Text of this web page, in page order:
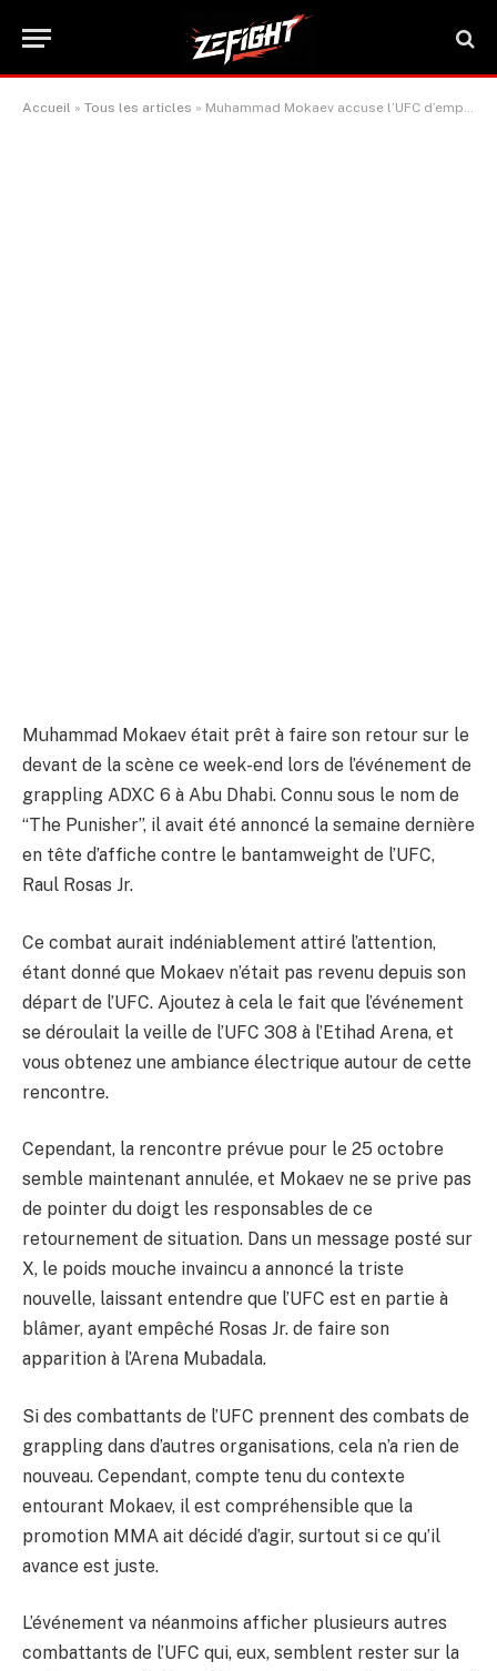
Accueil » Tous les articles » Muhammad Mokaev accuse l’UFC d’empêcher Raul Rosas Jr. de le grappler
Muhammad Mokaev était prêt à faire son retour sur le
devant de la scène ce week-end lors de l’événement de
grappling ADXC 6 à Abu Dhabi. Connu sous le nom de
“The Punisher”, il avait été annoncé la semaine dernière
en tête d’affiche contre le bantamweight de l’UFC,
Raul Rosas Jr.
Ce combat aurait indéniablement attiré l’attention,
étant donné que Mokaev n’était pas revenu depuis son
départ de l’UFC. Ajoutez à cela le fait que l’événement
se déroulait la veille de l’UFC 308 à l’Etihad Arena, et
vous obtenez une ambiance électrique autour de cette
rencontre.
Cependant, la rencontre prévue pour le 25 octobre
semble maintenant annulée, et Mokaev ne se prive pas
de pointer du doigt les responsables de ce
retournement de situation. Dans un message posté sur
X, le poids mouche invaincu a annoncé la triste
nouvelle, laissant entendre que l’UFC est en partie à
blâmer, ayant empêché Rosas Jr. de faire son
apparition à l’Arena Mubadala.
Si des combattants de l’UFC prennent des combats de
grappling dans d’autres organisations, cela n’a rien de
nouveau. Cependant, compte tenu du contexte
entourant Mokaev, il est compréhensible que la
promotion MMA ait décidé d’agir, surtout si ce qu’il
avance est juste.
L’événement va néanmoins afficher plusieurs autres
combattants de l’UFC qui, eux, semblent rester sur la